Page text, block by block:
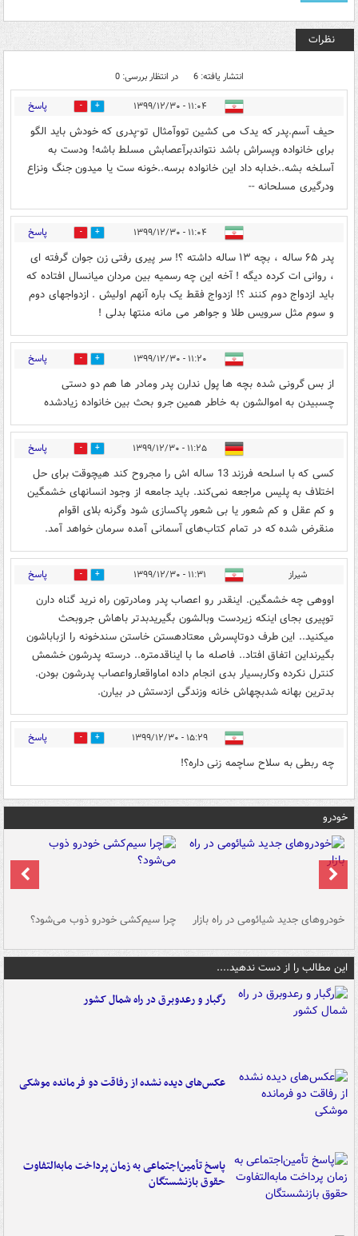
نظرات
انتشار یافته: 6 در انتظار بررسی: 0
۱۱:۰۴ - ۱۳۹۹/۱۲/۳۰ 3 پاسخ
حیف آسم.پدر که یدک می کشین تووآمثال تو-پدری که خودش باید الگو
برای خانواده وپسراش باشد نتواندبرآعصابش مسلط باشه! ودست به
آسلخه بشه..خدابه داد این خانواده برسه..خونه ست یا میدون جنگ ونزاع
ودرگیری مسلحانه --
۱۱:۰۴ - ۱۳۹۹/۱۲/۳۰ 0 پاسخ
پدر ۶۵ ساله ، بچه ۱۳ ساله داشته ؟! سر پیری رفتی زن جوان گرفته ای
، روانی ات کرده دیگه ! آخه این چه رسمیه بین مردان میانسال افتاده که
باید ازدواج دوم کنند ؟! ازدواج فقط یک باره آنهم اولیش . ازدواجهای دوم
و سوم مثل سرویس طلا و جواهر می مانه منتها بدلی !
۱۱:۲۰ - ۱۳۹۹/۱۲/۳۰ 1 پاسخ
از بس گرونی شده بچه ها پول ندارن پدر ومادر ها هم دو دستی
چسبیدن به اموالشون به خاطر همین جرو بحث بین خانواده زیادشده
۱۱:۲۵ - ۱۳۹۹/۱۲/۳۰ 0 پاسخ
کسی که با اسلحه فرزند 13 ساله اش را مجروح کند هیچوقت برای حل
اختلاف به پلیس مراجعه نمی‌کند. باید جامعه از وجود انسانهای خشمگین
و کم عقل و کم شعور یا بی شعور پاکسازی شود وگرنه بلای اقوام
منقرض شده که در تمام کتاب‌های آسمانی آمده سرمان خواهد آمد.
شیراز ۱۱:۳۱ - ۱۳۹۹/۱۲/۳۰ 1 پاسخ
اووهی چه خشمگین. اینقدر رو اعصاب پدر ومادرتون راه نرید گناه دارن
توپیری بجای اینکه زیردست وبالشون بگیریدبدتر باهاش جروبحث
میکنید.. این طرف دوتاپسرش معتادهستن خاستن سندخونه را ازباباشون
بگیرنداین اتفاق افتاد.. فاصله ما با ایناقدمتره.. درسته پدرشون خشمش
کنترل نکرده وکاربسیار بدی انجام داده اماواقعارواعصاب پدرشون بودن.
بدترین بهانه شدبچهاش خانه وزندگی ازدستش در بیارن.
۱۵:۲۹ - ۱۳۹۹/۱۲/۳۰ 1 پاسخ
چه ربطی به سلاح ساچمه زنی داره؟!
خودرو
خودروهای جدید شیائومی در راه بازار چرا سیم‌کشی خودرو ذوب می‌شود؟
این مطالب را از دست ندهید....
رگبار و رعدوبرق در راه شمال کشور
عکس‌های دیده نشده از رفاقت دو فرمانده‌ موشکی
پاسخ تأمین‌اجتماعی به زمان پرداخت مابه‌التفاوت
حقوق بازنشستگان